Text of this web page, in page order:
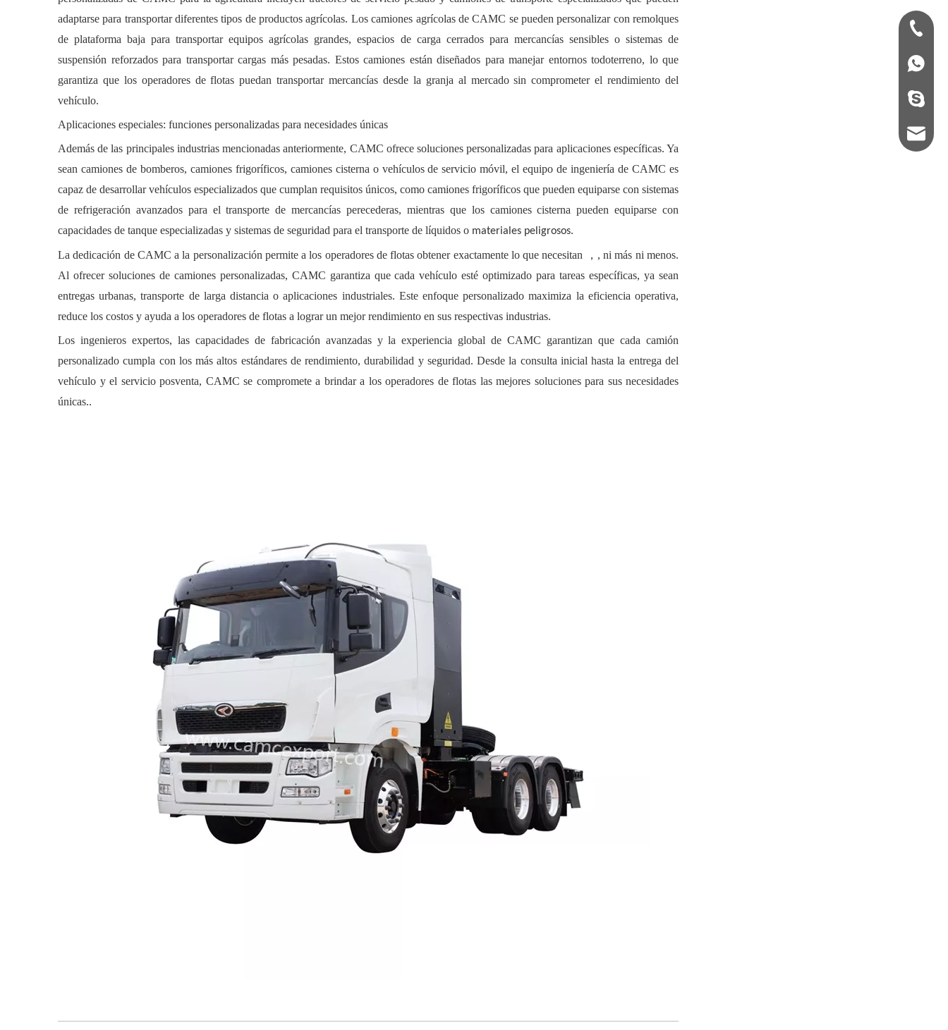
adaptarse para transportar diferentes tipos de productos agrícolas. Los camiones agrícolas de CAMC se pueden personalizar con remolques
de plataforma baja para transportar equipos agrícolas grandes, espacios de carga cerrados para mercancías sensibles o sistemas de
suspensión reforzados para transportar cargas más pesadas. Estos camiones están diseñados para manejar entornos todoterreno, lo que
garantiza que los operadores de flotas puedan transportar mercancías desde la granja al mercado sin comprometer el rendimiento del
vehículo.
Aplicaciones especiales: funciones personalizadas para necesidades únicas
Además de las principales industrias mencionadas anteriormente, CAMC ofrece soluciones personalizadas para aplicaciones específicas. Ya
sean camiones de bomberos, camiones frigoríficos, camiones cisterna o vehículos de servicio móvil, el equipo de ingeniería de CAMC es
capaz de desarrollar vehículos especializados que cumplan requisitos únicos, como camiones frigoríficos que pueden equiparse con sistemas
de refrigeración avanzados para el transporte de mercancías perecederas, mientras que los camiones cisterna pueden equiparse con
capacidades de tanque especializadas y sistemas de seguridad para el transporte de líquidos o materiales peligrosos.
La dedicación de CAMC a la personalización permite a los operadores de flotas obtener exactamente lo que necesitan ， , ni más ni menos.
Al ofrecer soluciones de camiones personalizadas, CAMC garantiza que cada vehículo esté optimizado para tareas específicas, ya sean
entregas urbanas, transporte de larga distancia o aplicaciones industriales. Este enfoque personalizado maximiza la eficiencia operativa,
reduce los costos y ayuda a los operadores de flotas a lograr un mejor rendimiento en sus respectivas industrias.
Los ingenieros expertos, las capacidades de fabricación avanzadas y la experiencia global de CAMC garantizan que cada camión
personalizado cumpla con los más altos estándares de rendimiento, durabilidad y seguridad. Desde la consulta inicial hasta la entrega del
vehículo y el servicio posventa, CAMC se compromete a brindar a los operadores de flotas las mejores soluciones para sus necesidades
únicas..
+86-